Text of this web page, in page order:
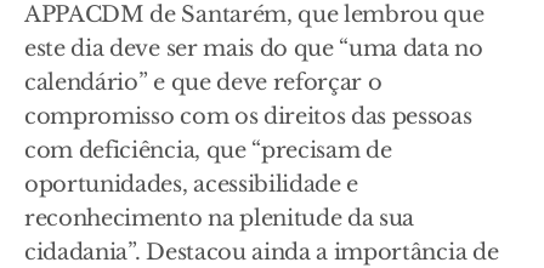
APPACDM de Santarém, que lembrou que
este dia deve ser mais do que “uma data no
calendário” e que deve reforçar o
compromisso com os direitos das pessoas
com deficiência, que “precisam de
oportunidades, acessibilidade e
reconhecimento na plenitude da sua
cidadania”. Destacou ainda a importância de